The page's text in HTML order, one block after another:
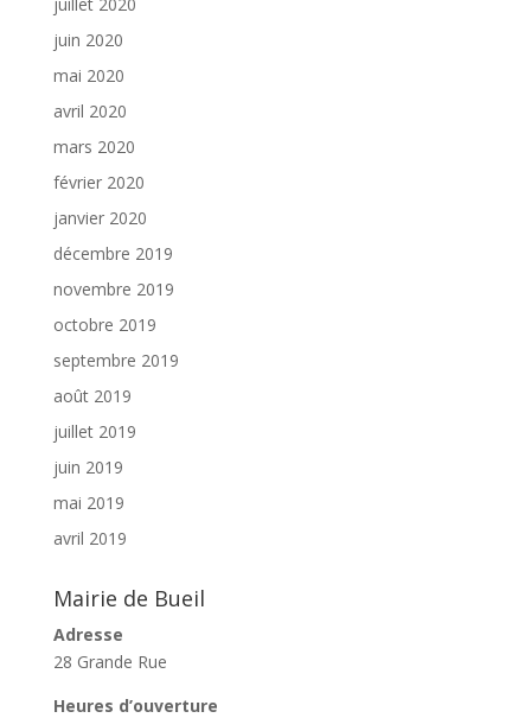
juin 2020
mai 2020
avril 2020
mars 2020
février 2020
janvier 2020
décembre 2019
novembre 2019
octobre 2019
septembre 2019
août 2019
juillet 2019
juin 2019
mai 2019
avril 2019
Mairie de Bueil
Adresse
28 Grande Rue
Heures d’ouverture